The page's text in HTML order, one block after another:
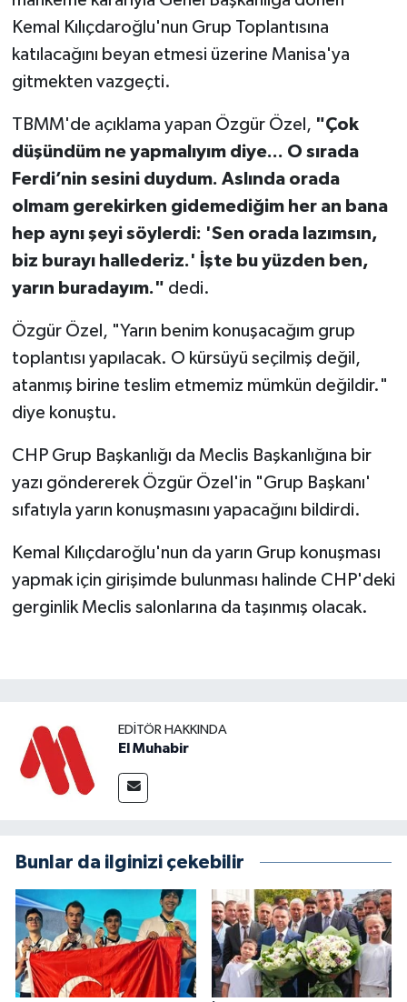
Kemal Kılıçdaroğlu'nun Grup Toplantısına
katılacağını beyan etmesi üzerine Manisa'ya
gitmekten vazgeçti.
TBMM'de açıklama yapan Özgür Özel, "Çok
düşündüm ne yapmalıyım diye... O sırada
Ferdi’nin sesini duydum. Aslında orada
olmam gerekirken gidemediğim her an bana
hep aynı şeyi söylerdi: 'Sen orada lazımsın,
biz burayı hallederiz.' İşte bu yüzden ben,
yarın buradayım." dedi.
Özgür Özel, "Yarın benim konuşacağım grup
toplantısı yapılacak. O kürsüyü seçilmiş değil,
atanmış birine teslim etmemiz mümkün değildir."
diye konuştu.
CHP Grup Başkanlığı da Meclis Başkanlığına bir
yazı göndererek Özgür Özel'in "Grup Başkanı'
sıfatıyla yarın konuşmasını yapacağını bildirdi.
Kemal Kılıçdaroğlu'nun da yarın Grup konuşması
yapmak için girişimde bulunması halinde CHP'deki
gerginlik Meclis salonlarına da taşınmış olacak.
EDITÖR HAKKINDA
El Muhabir
Bunlar da ilginizi çekebilir